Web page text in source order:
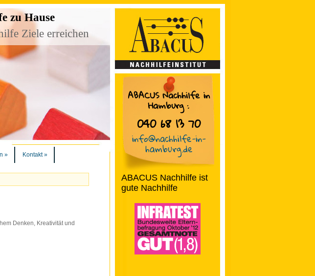
ABACUS Nachhilfe in
Hamburg:
040 68 13 70
info@nachhilfe-in-
hamburg.de
zu Hause
Ziele erreichen
» Kontakt»
Denken, Kreativität und
ABACUS Nachhilfe ist
gute Nachhilfe